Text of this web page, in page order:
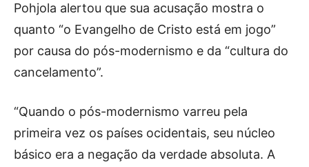
Pohjola alertou que sua acusação mostra o
quanto “o Evangelho de Cristo está em jogo”
por causa do pós-modernismo e da “cultura do
cancelamento”.
“Quando o pós-modernismo varreu pela
primeira vez os países ocidentais, seu núcleo
básico era a negação da verdade absoluta. A